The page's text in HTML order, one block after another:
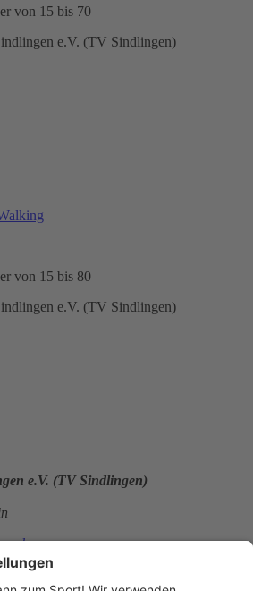
von 15 bis 70
e.V. (TV Sindlingen)
von 15 bis 80
e.V. (TV Sindlingen)
e.V. (TV Sindlingen)